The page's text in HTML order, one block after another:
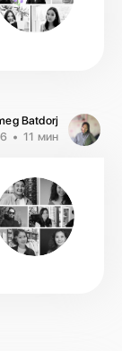
Batdorj
11 мин